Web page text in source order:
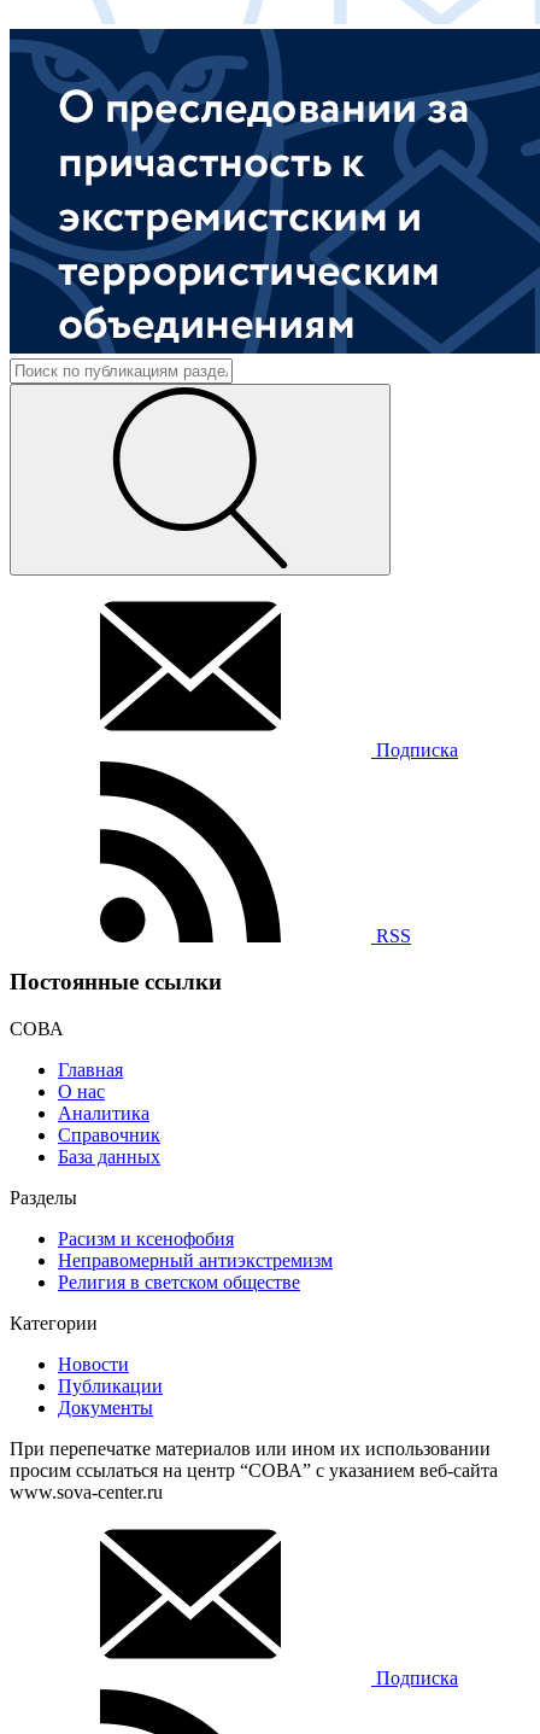
Подписка
RSS
Постоянные ссылки
СОВА
Главная
О нас
Аналитика
Справочник
База данных
Разделы
Расизм и ксенофобия
Неправомерный антиэкстремизм
Религия в светском обществе
Категории
Новости
Публикации
Документы
При перепечатке материалов или ином их использовании
просим ссылаться на центр “СОВА” с указанием веб-сайта
www.sova-center.ru
Подписка